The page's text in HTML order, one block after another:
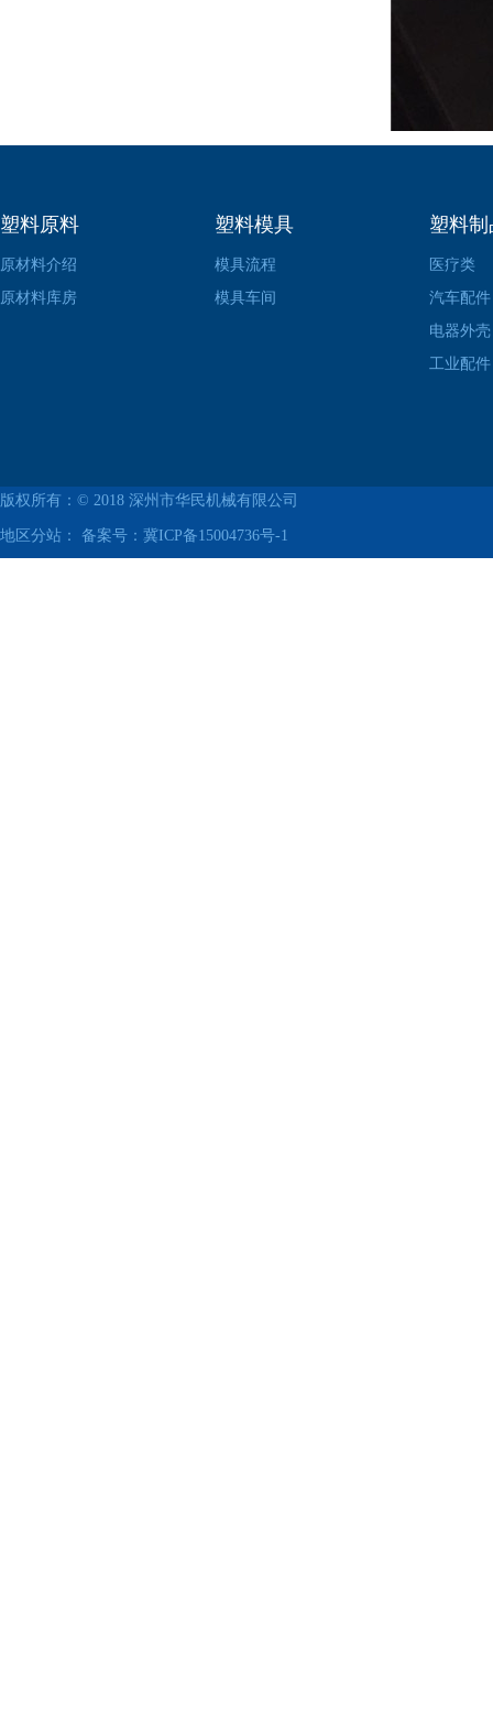
塑料原料
原材料介绍
原材料库房
塑料模具
模具流程
模具车间
塑料制
医疗类
汽车配件
电器外壳
工业配件
版权所有：© 2018 深州市华民机械有限公司
地区分站： 备案号： 冀ICP备15004736号-1